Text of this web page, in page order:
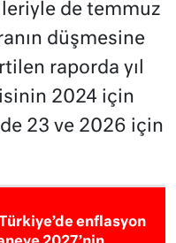
de temmuz
düşmesine
raporda yıl
2024 için
23 ve 2026 için
enflasyon